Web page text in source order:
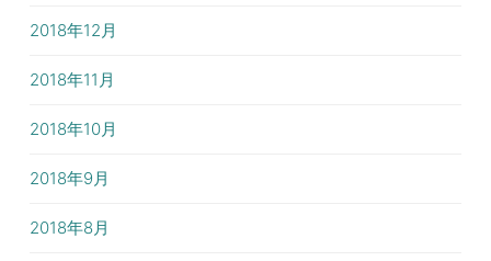
2018年12月
2018年11月
2018年10月
2018年9月
2018年8月